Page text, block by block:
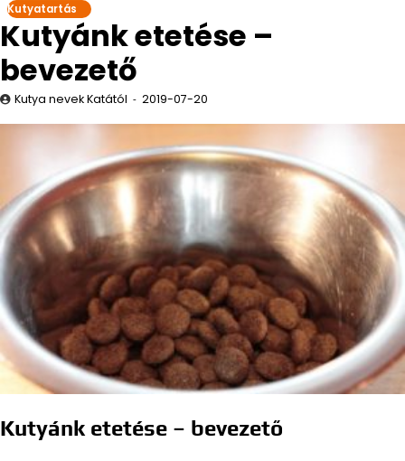
Kutyatartás
Kutyánk etetése –
bevezető
Kutya nevek Katától 2019-07-20
Kutyánk etetése – bevezető